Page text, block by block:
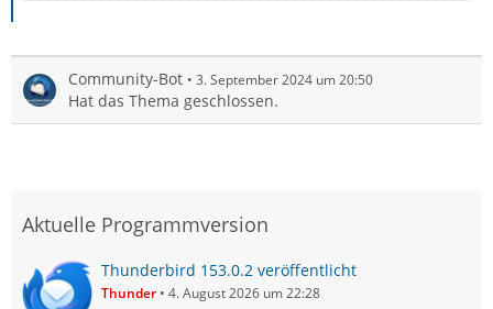
Community-Bot 3. September 2024 um 20:50
Hat das Thema geschlossen.
Aktuelle Programmversion
Thunderbird 153.0.2 veröffentlicht
Thunder 4. August 2026 um 22:28